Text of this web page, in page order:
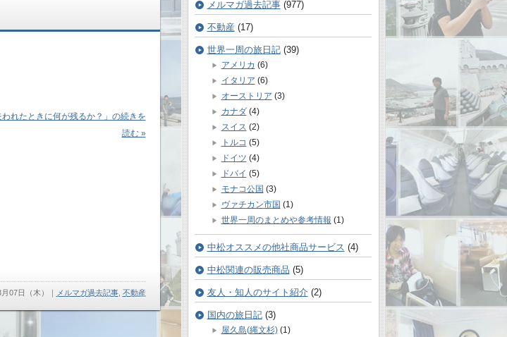
われたときに何が残るか？」の続きを
読む »
07日（木） ｜ メルマガ過去記事, 不動産
メルマガ過去記事(977)
不動産 (17)
世界一周の旅日記(39)
アメリカ (6)
イタリア (6)
オーストリア (3)
カナダ(4)
スイス (2)
トルコ (5)
ドイツ (4)
ドバイ (5)
モナコ公国 (3)
ヴァチカン市国 (1)
世界一周のまとめや参考情報 (1)
中松オススメの他社商品サービス (4)
中松関連の販売商品 (5)
友人・知人のサイト紹介(2)
国内の旅日記(3)
屋久島(縄文杉)(1)